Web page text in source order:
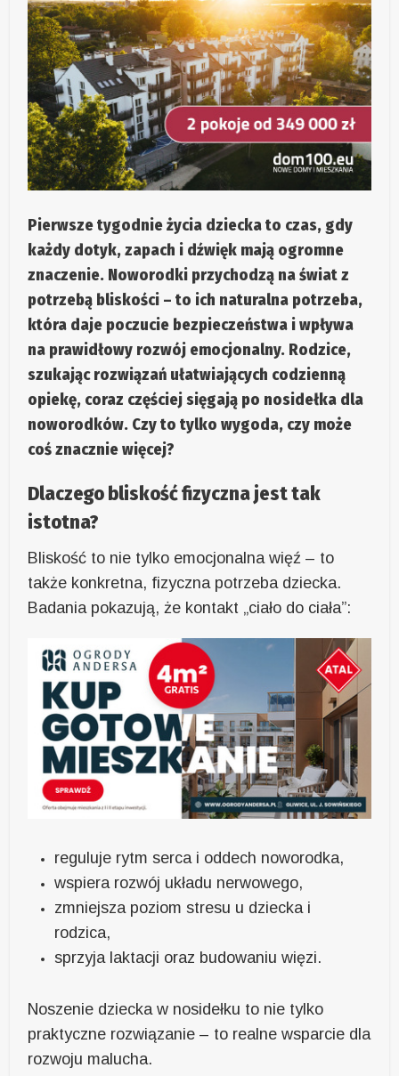
Pierwsze tygodnie życia dziecka to czas, gdy
każdy dotyk, zapach i dźwięk mają ogromne
znaczenie. Noworodki przychodzą na świat z
potrzebą bliskości – to ich naturalna potrzeba,
która daje poczucie bezpieczeństwa i wpływa
na prawidłowy rozwój emocjonalny. Rodzice,
szukając rozwiązań ułatwiających codzienną
opiekę, coraz częściej sięgają po nosidełka dla
noworodków. Czy to tylko wygoda, czy może
coś znacznie więcej?
Dlaczego bliskość fizyczna jest tak
istotna?
Bliskość to nie tylko emocjonalna więź – to
także konkretna, fizyczna potrzeba dziecka.
Badania pokazują, że kontakt „ciało do ciała”:
reguluje rytm serca i oddech noworodka,
wspiera rozwój układu nerwowego,
zmniejsza poziom stresu u dziecka i
rodzica,
sprzyja laktacji oraz budowaniu więzi.
Noszenie dziecka w nosidełku to nie tylko
praktyczne rozwiązanie – to realne wsparcie dla
rozwoju malucha.